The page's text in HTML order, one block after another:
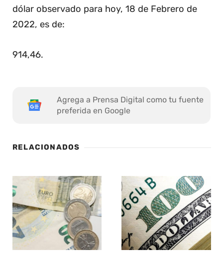
dólar observado para hoy, 18 de Febrero de
2022, es de:
914,46.
Agrega a Prensa Digital como tu fuente
preferida en Google
RELACIONADOS